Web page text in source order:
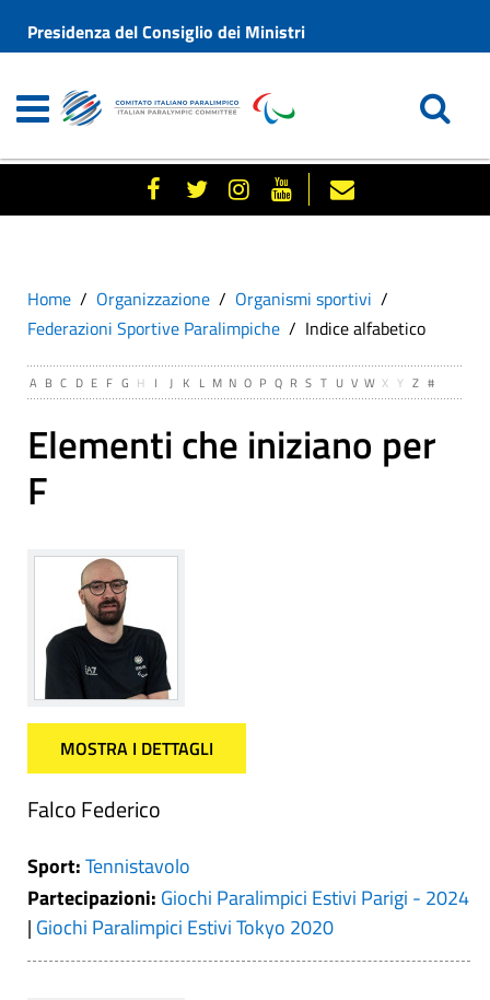
Presidenza del Consiglio dei Ministri
Home Organizzazione
Organismi sportivi
Federazioni Sportive Paralimpiche
Indice alfabetico
A B C D E F G H I J K L M N O P Q R S T U V W X Y Z #
Elementi che iniziano per
F
MOSTRA I DETTAGLI
Falco Federico
Sport:Tennistavolo
Partecipazioni: Giochi Paralimpici Estivi Parigi - 2024
| Giochi Paralimpici Estivi Tokyo 2020